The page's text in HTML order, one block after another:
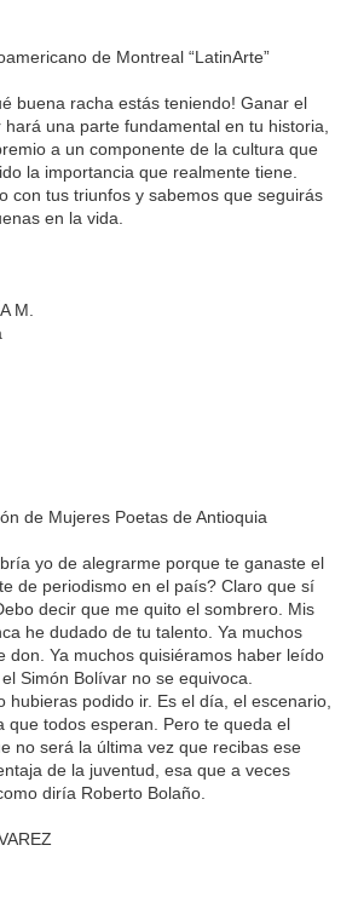
de Montreal “LatinArte”
buena racha estás teniendo! Ganar el
una parte fundamental en tu historia,
a un componente de la cultura que
la importancia que realmente tiene.
con tus triunfos y sabemos que seguirás
en la vida.
M.
de Mujeres Poetas de Antioquia
yo de alegrarme porque te ganaste el
de periodismo en el país? Claro que sí
decir que me quito el sombrero. Mis
he dudado de tu talento. Ya muchos
don. Ya muchos quisiéramos haber leído
Simón Bolívar no se equivoca.
hubieras podido ir. Es el día, el escenario,
que todos esperan. Pero te queda el
no será la última vez que recibas ese
de la juventud, esa que a veces
diría Roberto Bolaño.